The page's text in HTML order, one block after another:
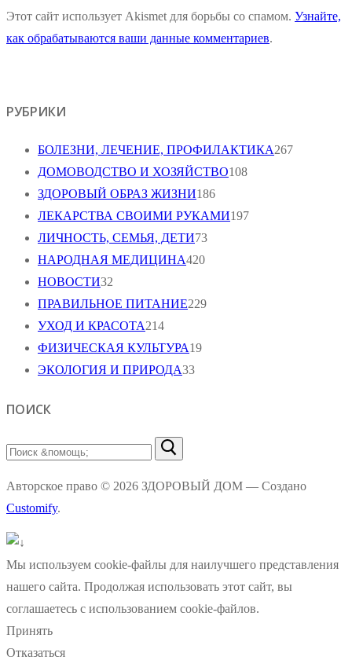
Этот сайт использует Akismet для борьбы со спамом. Узнайте,
как обрабатываются ваши данные комментариев.
РУБРИКИ
БОЛЕЗНИ, ЛЕЧЕНИЕ, ПРОФИЛАКТИКА267
ДОМОВОДСТВО И ХОЗЯЙСТВО108
ЗДОРОВЫЙ ОБРАЗ ЖИЗНИ186
ЛЕКАРСТВА СВОИМИ РУКАМИ197
ЛИЧНОСТЬ, СЕМЬЯ, ДЕТИ73
НАРОДНАЯ МЕДИЦИНА420
НОВОСТИ32
ПРАВИЛЬНОЕ ПИТАНИЕ229
УХОД И КРАСОТА214
ФИЗИЧЕСКАЯ КУЛЬТУРА19
ЭКОЛОГИЯ И ПРИРОДА33
ПОИСК
Найти:
Авторское право © 2026 ЗДОРОВЫЙ ДОМ — Создано
Customify.
Мы используем cookie-файлы для наилучшего представления
нашего сайта. Продолжая использовать этот сайт, вы
соглашаетесь с использованием cookie-файлов.
Принять
Отказаться